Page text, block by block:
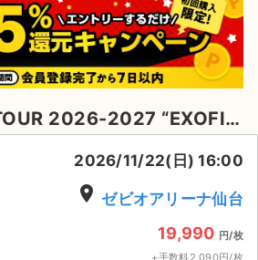
内）
）
GLAY ARENA TOUR 2026-2027 “EXOFIRE” のチケット
2026/11/22(日) 16:00
place ゼビオアリーナ仙台
19,990 円/枚
+手数料2,090円/枚